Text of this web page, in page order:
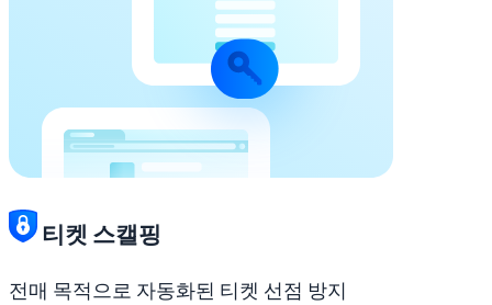
티켓 스캘핑
전매 목적으로 자동화된 티켓 선점 방지